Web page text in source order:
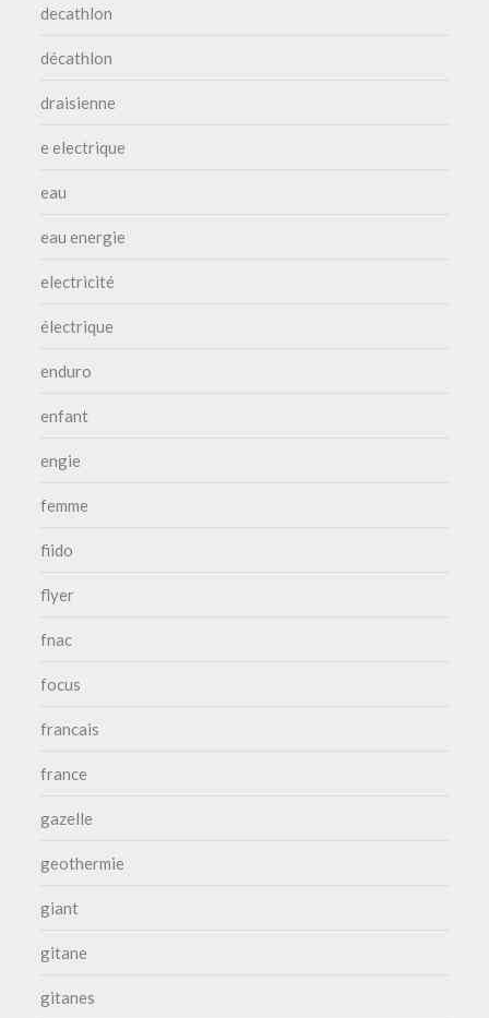
decathlon
décathlon
draisienne
e electrique
eau
eau energie
electricité
électrique
enduro
enfant
engie
femme
fiido
flyer
fnac
focus
francais
france
gazelle
geothermie
giant
gitane
gitanes